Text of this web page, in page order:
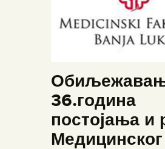
НАЈАВА ДОГАЂАЈА
БАНСКИ ДВОР
ФОТОГРАФИЈЕ
КОНТАКТ
36.година
постојања и
Медицинског